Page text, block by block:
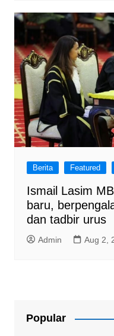
Berita Featured
Ismail Lasim
baru,
dan tadbir urus
Admin Aug 2,
Popular